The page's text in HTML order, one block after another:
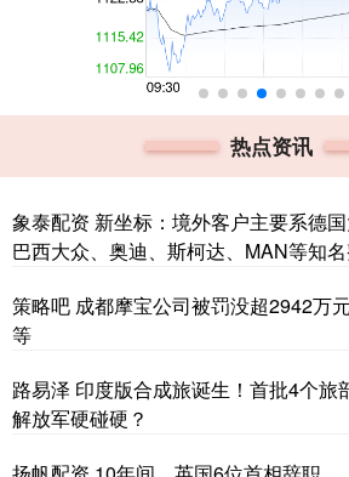
热点资讯
象泰配资 新坐标：境外客户主要系德国
巴西大众、奥迪、斯柯达、MAN等知
策略吧 成都摩宝公司被罚没超2942万
等
路易泽 印度版合成旅诞生！首批4个旅
解放军硬碰硬？